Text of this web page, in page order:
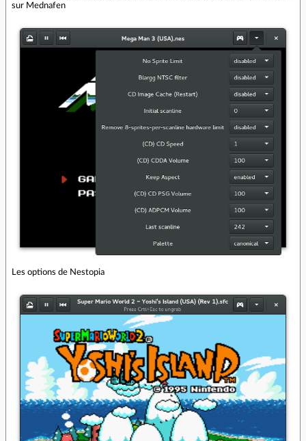
sur Mednafen
Les options de Nestopia